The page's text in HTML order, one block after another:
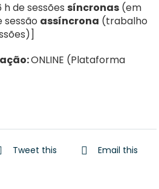
h de sessõessíncronas (em
sessão assíncrona (trabalho
ONLINE (Plataforma
Tweet this Email this